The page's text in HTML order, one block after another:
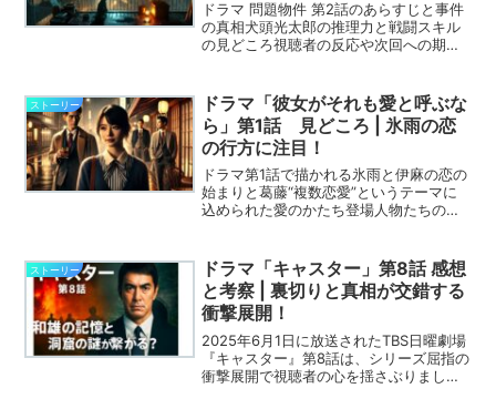
ドラマ 問題物件 第2話のあらすじと事件
の真相犬頭光太郎の推理力と戦闘スキル
の見どころ視聴者の反応や次回への期待
ストーリー
ドラマ「彼女がそれも愛と呼ぶな
ら」第1話 見どころ | 氷雨の恋
の行方に注目！
ドラマ第1話で描かれる氷雨と伊麻の恋の
始まりと葛藤“複数恋愛”というテーマに
込められた愛のかたち登場人物たちの誠
ストーリー
ドラマ「キャスター」第8話 感想
と考察 | 裏切りと真相が交錯する
衝撃展開！
2025年6月1日に放送されたTBS日曜劇場
『キャスター』第8話は、シリーズ屈指の
衝撃展開で視聴者の心を揺さぶりまし